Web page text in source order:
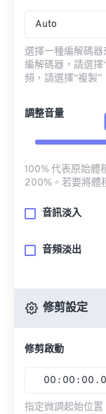
Auto
選擇一種編解碼
編解碼器，請選擇
頻，請選擇“複製”
調整音量
100% 代表原始體
200%。若要將體
音訊淡入
音頻淡出
修剪設定
修剪啟動
00 : 00 : 00 .
指定微調起始位